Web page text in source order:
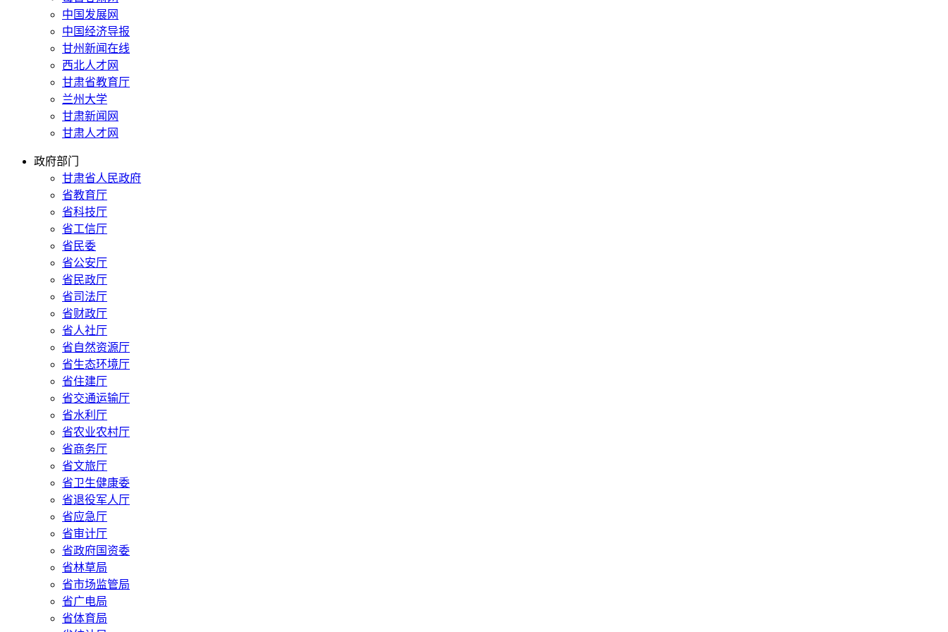
中国发展网
中国经济导报
甘州新闻在线
西北人才网
甘肃省教育厅
兰州大学
甘肃新闻网
甘肃人才网
政府部门
甘肃省人民政府
省教育厅
省科技厅
省工信厅
省民委
省公安厅
省民政厅
省司法厅
省财政厅
省人社厅
省自然资源厅
省生态环境厅
省住建厅
省交通运输厅
省水利厅
省农业农村厅
省商务厅
省文旅厅
省卫生健康委
省退役军人厅
省应急厅
省审计厅
省政府国资委
省林草局
省市场监管局
省广电局
省体育局